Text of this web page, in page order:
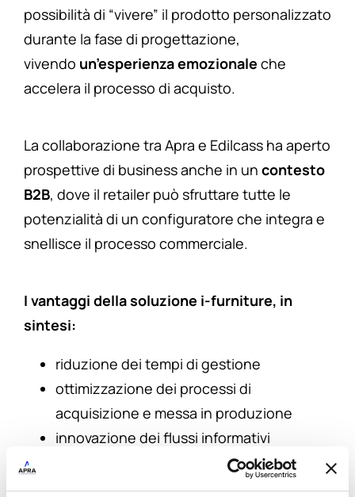
possibilità di “vivere” il prodotto personalizzato
durante la fase di progettazione,
vivendo un’esperienza emozionale che
accelera il processo di acquisto.
La collaborazione tra Apra e Edilcass ha aperto
prospettive di business anche in un contesto
B2B, dove il retailer può sfruttare tutte le
potenzialità di un configuratore che integra e
snellisce il processo commerciale.
I vantaggi della soluzione i-furniture, in
sintesi:
riduzione dei tempi di gestione
ottimizzazione dei processi di
acquisizione e messa in produzione
innovazione dei flussi informativi
facilità e velocità di personalizzazione
lead time ridotto